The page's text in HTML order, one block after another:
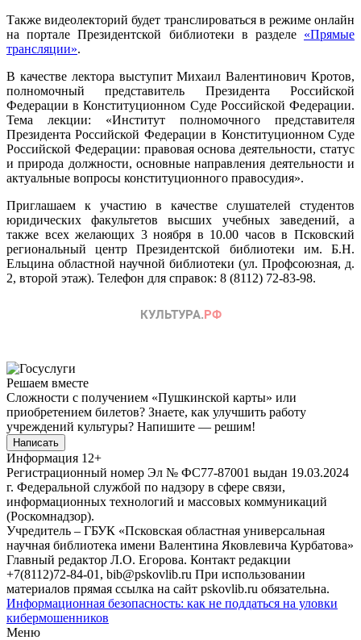
Также видеолекторий будет транслироваться в режиме онлайн
на портале Президентской библиотеки в разделе «Прямые
трансляции».
В качестве лектора выступит Михаил Валентинович Кротов,
полномочный представитель Президента Российской
Федерации в Конституционном Суде Российской Федерации.
Тема лекции: «Институт полномочного представителя
Президента Российской Федерации в Конституционном Суде
Российской Федерации: правовая основа деятельности, статус
и природа должности, основные направления деятельности и
актуальные вопросы конституционного правосудия».
Приглашаем к участию в качестве слушателей студентов
юридических факультетов высших учебных заведений, а
также всех желающих 3 ноября в 10.00 часов в Псковский
региональный центр Президентской библиотеки им. Б.Н.
Ельцина областной научной библиотеки (ул. Профсоюзная, д.
2, второй этаж). Телефон для справок: 8 (8112) 72-83-98.
Решаем вместе
Сложности с получением «Пушкинской карты» или
приобретением билетов? Знаете, как улучшить работу
учреждений культуры? Напишите — решим!
Написать
Информация 12+
Регистрационный номер Эл № ФС77-87001 выдан 19.03.2024
г. Федеральной службой по надзору в сфере связи,
информационных технологий и массовых коммуникаций
(Роскомнадзор).
Учредитель – ГБУК «Псковская областная универсальная
научная библиотека имени Валентина Яковлевича Курбатова»
Главный редактор Л.О. Егорова. Контакт редакции
+7(8112)72-84-01, bib@pskovlib.ru При использовании
материалов прямая ссылка на сайт pskovlib.ru обязательна.
Информационная безопасность: как не поддаться на уловки
кибермошенников
Меню